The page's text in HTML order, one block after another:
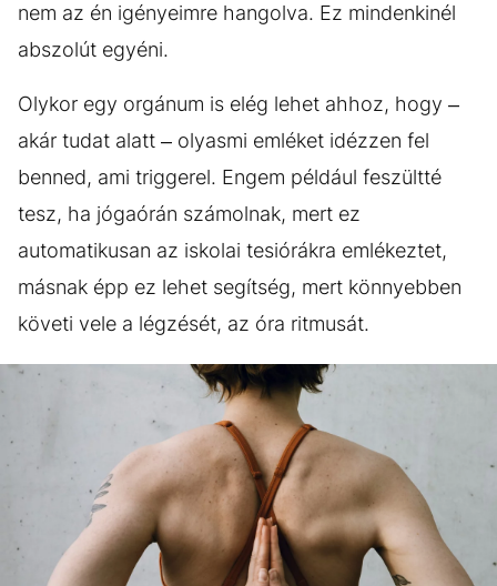
nem az én igényeimre hangolva. Ez mindenkinél
abszolút egyéni.
Olykor egy orgánum is elég lehet ahhoz, hogy –
akár tudat alatt – olyasmi emléket idézzen fel
benned, ami triggerel. Engem például feszültté
tesz, ha jógaórán számolnak, mert ez
automatikusan az iskolai tesiórákra emlékeztet,
másnak épp ez lehet segítség, mert könnyebben
követi vele a légzését, az óra ritmusát.